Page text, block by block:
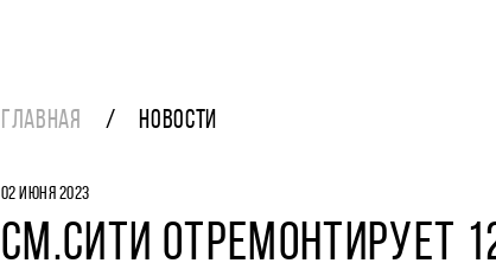
ГЛАВНАЯ НОВОСТИ
02 ИЮНЯ 2023
СМ.СИТИ ОТРЕМОНТИРУЕТ